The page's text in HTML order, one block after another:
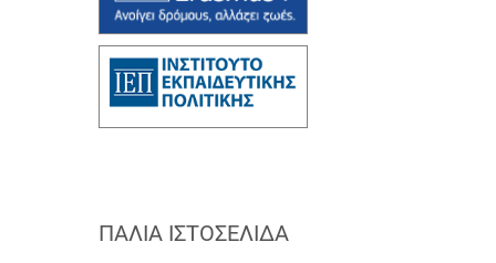
ΠΑΛΙΆ ΙΣΤΟΣΕΛΊΔΑ